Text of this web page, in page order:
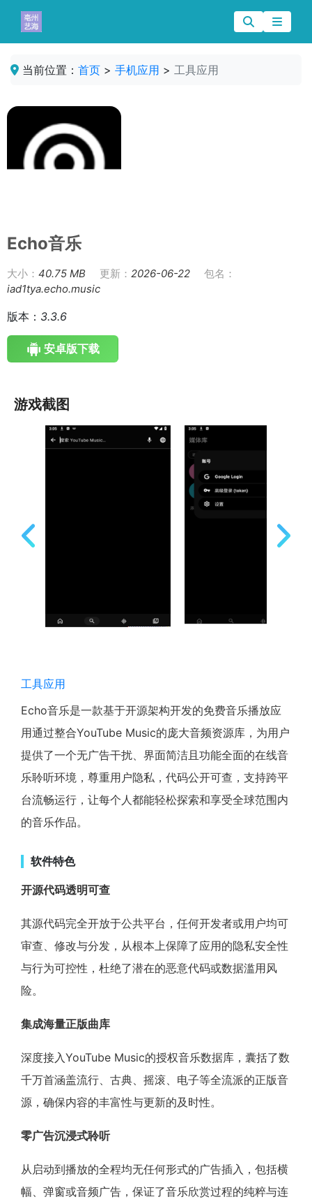
当前位置： 首页 > 手机应用 > 工具应用
Echo音乐
大小： 40.75 MB 更新： 2026-06-22
包名：
iad1tya.echo.music
版本： 3.3.6
安卓版下载
游戏截图
工具应用
Echo音乐是一款基于开源架构开发的免费音乐播放应
用通过整合YouTube Music的庞大音频资源库，为用户
提供了一个无广告干扰、界面简洁且功能全面的在线音
乐聆听环境，尊重用户隐私，代码公开可查，支持跨平
台流畅运行，让每个人都能轻松探索和享受全球范围内
的音乐作品。
软件特色
开源代码透明可查
其源代码完全开放于公共平台，任何开发者或用户均可
审查、修改与分发，从根本上保障了应用的隐私安全性
与行为可控性，杜绝了潜在的恶意代码或数据滥用风
险。
集成海量正版曲库
深度接入YouTube Music的授权音乐数据库，囊括了数
千万首涵盖流行、古典、摇滚、电子等全流派的正版音
源，确保内容的丰富性与更新的及时性。
零广告沉浸式聆听
从启动到播放的全程均无任何形式的广告插入，包括横
幅、弹窗或音频广告，保证了音乐欣赏过程的纯粹与连